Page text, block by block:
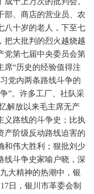
部、商店的营业员、农
八十岁的老人，下至七
把大批判的烈火越烧越
党第七届中央委员会第
席“历史的经验值得注
党内两条路线斗争的
”。许多工厂、社队采
解放以来毛主席无产
义路线的斗争史；比执
产阶级反动路线迫害的
和伟大胜利；狠批刘少
线斗争史家喻户晓，深
大精神的热潮中，银
日，银川市革委会制